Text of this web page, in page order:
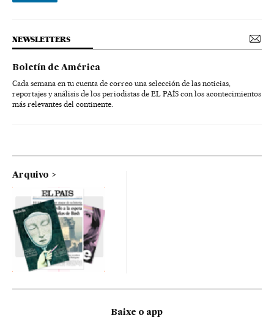
NEWSLETTERS
Boletín de América
Cada semana en tu cuenta de correo una selección de las noticias,
reportajes y análisis de los periodistas de EL PAÍS con los acontecimientos
más relevantes del continente.
Arquivo
Baixe o app